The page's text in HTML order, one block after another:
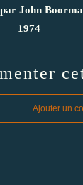
John
1974
Ajouter un